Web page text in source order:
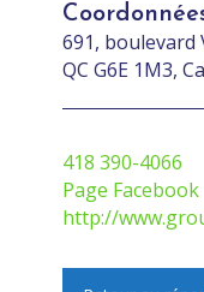
691, boulevard
QC G6E 1M3,
418 390-4066
Page Facebook
http://